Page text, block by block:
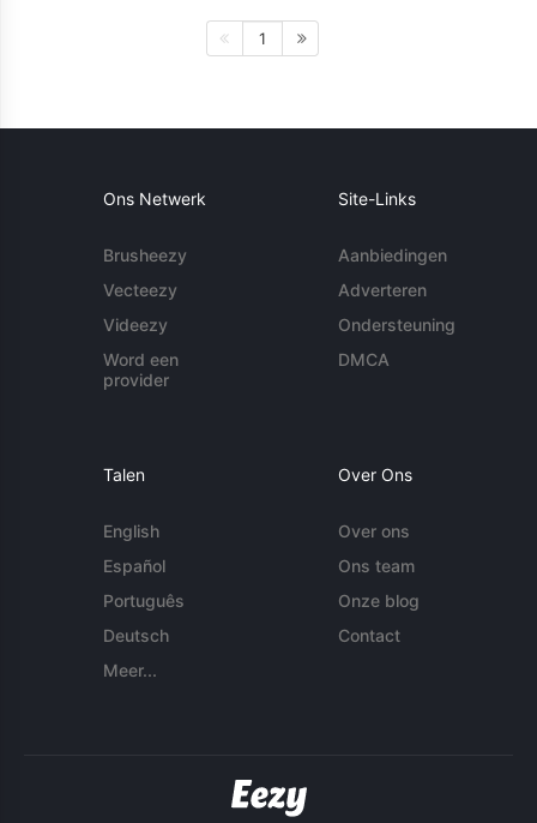
1
Ons Netwerk
Brusheezy
Vecteezy
Videezy
Word een
provider
Site-Links
Aanbiedingen
Adverteren
Ondersteuning
DMCA
Talen
English
Español
Português
Deutsch
Meer...
Over Ons
Over ons
Ons team
Onze blog
Contact